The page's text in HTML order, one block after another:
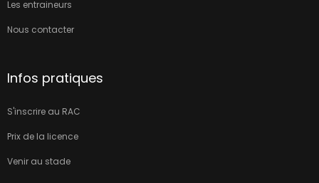
Les entraineurs
Nous contacter
Infos pratiques
S'inscrire au RAC
Prix de la licence
Venir au stade